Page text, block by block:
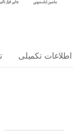
اطلاعات تکمیلی